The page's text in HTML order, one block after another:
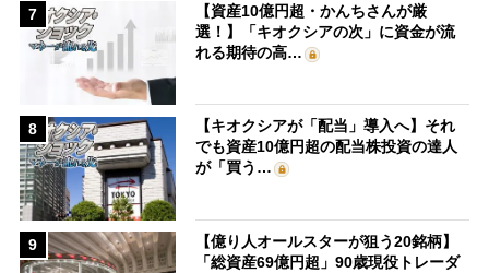
7
【資産10億円超・かんちさんが厳
選！】「キオクシアの次」に資金が流
れる期待の高…
8
【キオクシアが「配当」導入へ】それ
でも資産10億円超の配当株投資の達人
が「買う…
9
【億り人オールスターが狙う20銘柄】
「総資産69億円超」90歳現役トレーダ